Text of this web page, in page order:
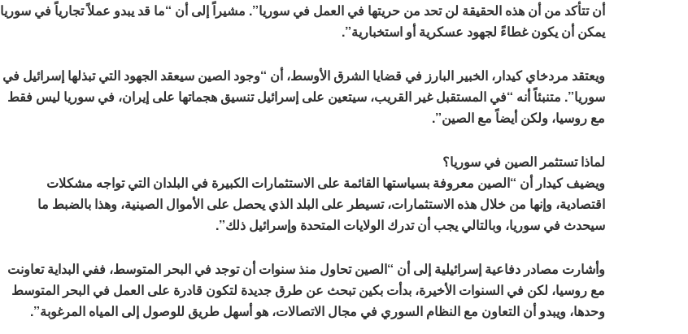
أن تتأكد من أن هذه الحقيقة لن تحد من حريتها في العمل في سوريا”. مشيراً إلى أن “ما قد يبدو عملاً تجارياً في سوريا
يمكن أن يكون غطاءً لجهود عسكرية أو استخبارية”.
ويعتقد مردخاي كيدار، الخبير البارز في قضايا الشرق الأوسط، أن “وجود الصين سيعقد الجهود التي تبذلها إسرائيل في
سوريا”. متنبئاً أنه “في المستقبل غير القريب، سيتعين على إسرائيل تنسيق هجماتها على إيران، في سوريا ليس فقط
مع روسيا، ولكن أيضاً مع الصين”.
لماذا تستثمر الصين في سوريا؟
ويضيف كيدار أن “الصين معروفة بسياستها القائمة على الاستثمارات الكبيرة في البلدان التي تواجه مشكلات
اقتصادية، وإنها من خلال هذه الاستثمارات، تسيطر على البلد الذي يحصل على الأموال الصينية، وهذا بالضبط ما
سيحدث في سوريا، وبالتالي يجب أن تدرك الولايات المتحدة وإسرائيل ذلك”.
وأشارت مصادر دفاعية إسرائيلية إلى أن “الصين تحاول منذ سنوات أن توجد في البحر المتوسط، ففي البداية تعاونت
مع روسيا، لكن في السنوات الأخيرة، بدأت بكين تبحث عن طرق جديدة لتكون قادرة على العمل في البحر المتوسط ​​
وحدها، ويبدو أن التعاون مع النظام السوري في مجال الاتصالات، هو أسهل طريق للوصول إلى المياه المرغوبة”.